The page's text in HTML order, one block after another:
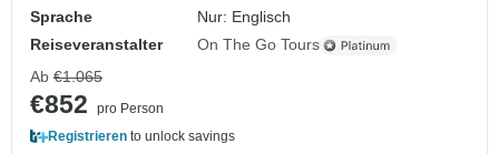
Sprache
Nur: Englisch
Reiseveranstalter
On The Go Tours
Ab €1.065
€852
pro Person
Registrieren to unlock savings